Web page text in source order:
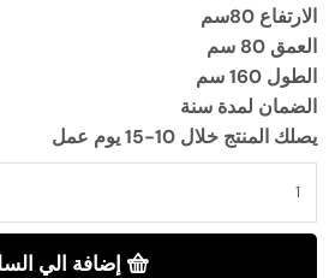
الارتفاع 80سم
العمق 80 سم
الطول 160 سم
الضمان لمدة سنة
يصلك المنتج خلال 10-15 يوم عمل
إضافة الي